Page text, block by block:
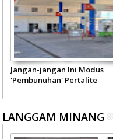
Jangan-jangan Ini Modus
'Pembunuhan' Pertalite
LANGGAM MINANG